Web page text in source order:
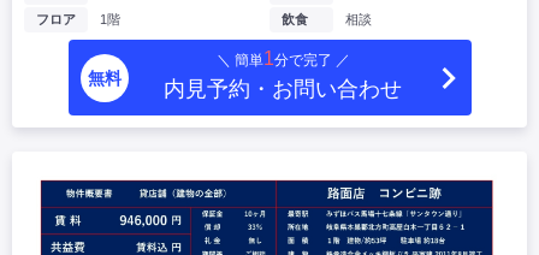
フロア
1階
飲食
相談
無料
＼ 簡単1分で完了 ／
内見予約・お問い合わせ